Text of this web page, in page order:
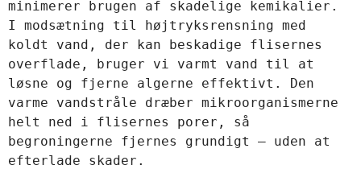
minimerer brugen af skadelige kemikalier.
I modsætning til højtryksrensning med
koldt vand, der kan beskadige flisernes
overflade, bruger vi varmt vand til at
løsne og fjerne algerne effektivt. Den
varme vandstråle dræber mikroorganismerne
helt ned i flisernes porer, så
begroningerne fjernes grundigt – uden at
efterlade skader.